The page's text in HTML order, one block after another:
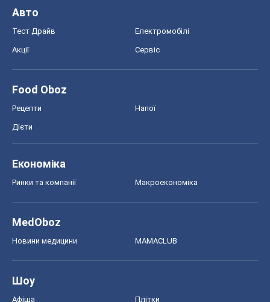
Авто
Тест Драйв Електромобілі
Акції Сервіс
Food Oboz
Рецепти Напої
Дієти
Економіка
Ринки та компанії Макроекономіка
MedOboz
Новини медицини MAMACLUB
Шоу
Афіша Плітки